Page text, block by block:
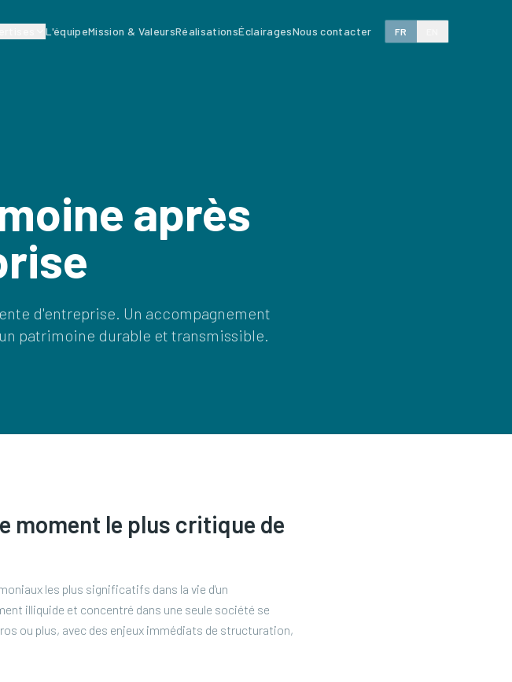
L'équipeMission & ValeursRéalisationsÉclairagesNous contacter FR
après
d'entreprise. Un accompagnement
patrimoine durable et transmissible.
moment le plus critique de
les plus significatifs dans la vie d'un
illiquide et concentré dans une seule société se
ou plus, avec des enjeux immédiats de structuration,